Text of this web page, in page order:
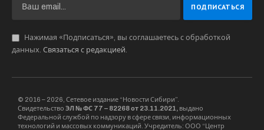
Нажимая «Подписаться», вы соглашаетесь с обработкой
данных. Связаться с редакцией.
© 2016 – 2026, Сетевое издание “Новости Сибири”.
Свидетельство ЭЛ № ФС 77 – 82268 от 23.11.2021, выдано
Федеральной службой по надзору в сфере связи, информационных
технологий и массовых коммуникаций. Учредитель: ООО “Центр